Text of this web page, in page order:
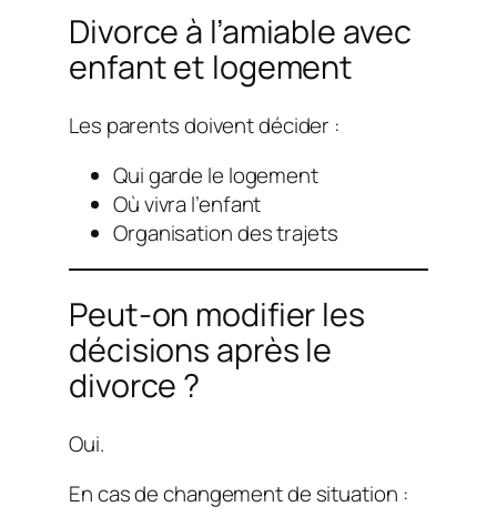
Divorce à l’amiable avec
enfant et logement
Les parents doivent décider :
Qui garde le logement
Où vivra l’enfant
Organisation des trajets
Peut-on modifier les
décisions après le
divorce ?
Oui.
En cas de changement de situation :